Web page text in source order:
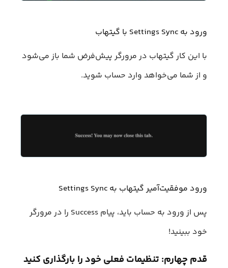
ورود به Settings Sync با گیتهاب
با این کار گیتهاب در مرورگر پیش‌فرض شما باز می‌شود
و از شما می‌خواهد وارد حساب شوید.
ورود موفقیت‌آمیر گیتهاب به Settings Sync
پس از ورود به حساب باید، پیام Success را در مرورگر
خود ببینید!
قدم چهارم: تنظیمات فعلی خود را بارگذاری کنید